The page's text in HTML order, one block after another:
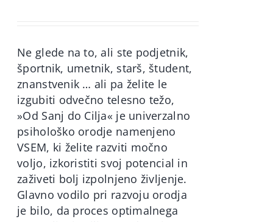
Ne glede na to, ali ste podjetnik,
športnik, umetnik, starš, študent,
znanstvenik … ali pa želite le
izgubiti odvečno telesno težo,
»Od Sanj do Cilja« je univerzalno
psihološko orodje namenjeno
VSEM, ki želite razviti močno
voljo, izkoristiti svoj potencial in
zaživeti bolj izpolnjeno življenje.
Glavno vodilo pri razvoju orodja
je bilo, da proces optimalnega